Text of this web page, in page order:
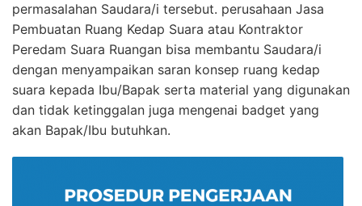
permasalahan Saudara/i tersebut. perusahaan Jasa
Pembuatan Ruang Kedap Suara atau Kontraktor
Peredam Suara Ruangan bisa membantu Saudara/i
dengan menyampaikan saran konsep ruang kedap
suara kepada Ibu/Bapak serta material yang digunakan
dan tidak ketinggalan juga mengenai badget yang
akan Bapak/Ibu butuhkan.